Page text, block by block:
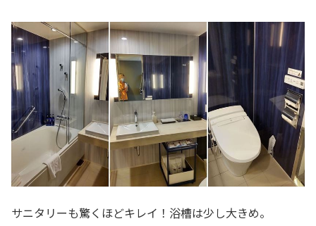
サニタリーも驚くほどキレイ！浴槽は少し大きめ。